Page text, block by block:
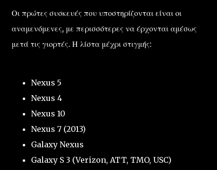
Οι πρώτες συσκευές που υποστηρίζονται είναι οι
αναμενόμενες, με περισσότερες να έρχονται αμέσως
μετά τις γιορτές. Η λίστα μέχρι στιγμής:
Nexus 5
Nexus 4
Nexus 10
Nexus 7 (2013)
Galaxy Nexus
Galaxy S 3 (Verizon, ATT, TMO, USC)